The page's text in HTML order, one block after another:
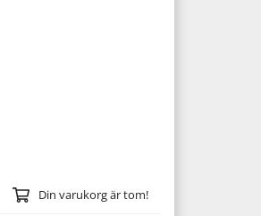
Din varukorg är tom!